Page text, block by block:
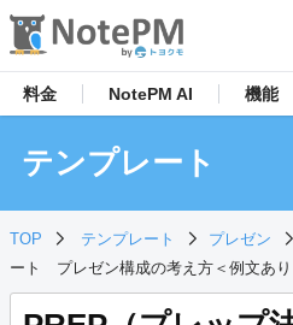
料金 NotePM AI 機能
テンプレート
TOP テンプレート プレゼン
ート プレゼン構成の考え方＜例文あり